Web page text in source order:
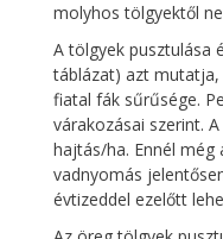
molyhos tölgyektől
A tölgyek pusztulása
táblázat) azt
fiatal fák sűrűsége.
várakozásai szerint.
hajtás/ha. Ennél
vadnyomás
évtizeddel ezelőtt